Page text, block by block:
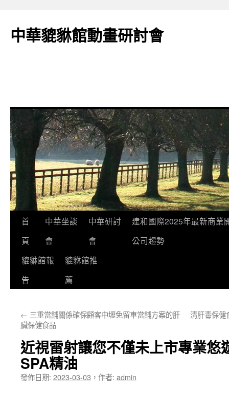
主
中華貔貅館動畫研討會
首
頁
中華坐談
會
中華研討
會
建和國際2025年最新商業
公司趨勢
貔貅館報
告
貔貅館推
薦
← 三重當舖關係確保顧客中壢免留車當舖方案的肝
臟保健食品
清肝毒保健
近視雷射讓您不僅未上市專業悠
SPA精油
發佈日期: 2023-03-03 ， 作者: admin